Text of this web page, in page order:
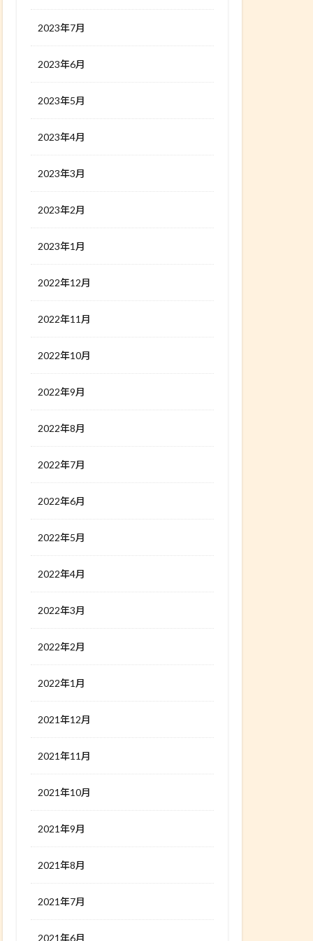
2023年7月
2023年6月
2023年5月
2023年4月
2023年3月
2023年2月
2023年1月
2022年12月
2022年11月
2022年10月
2022年9月
2022年8月
2022年7月
2022年6月
2022年5月
2022年4月
2022年3月
2022年2月
2022年1月
2021年12月
2021年11月
2021年10月
2021年9月
2021年8月
2021年7月
2021年6月